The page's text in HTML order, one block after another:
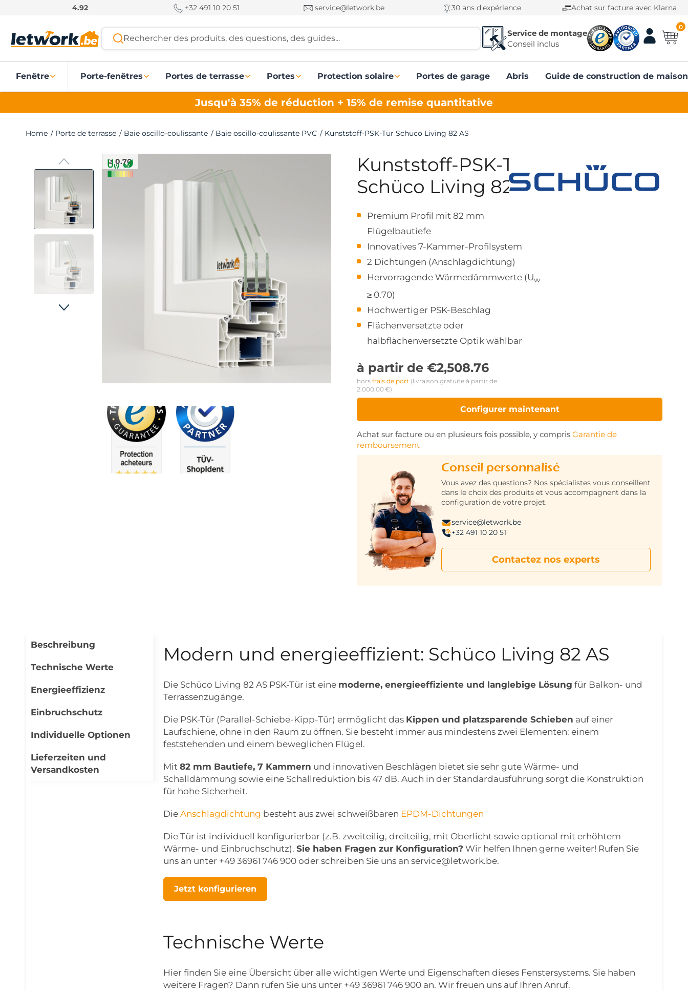
u
4.92 +32 491 10 20 51 service@letwork.be 30 ans d'expérience Achat sur facture avec Klarna
Rechercher des produits, des questions, des guides...
Service de montage
Conseil inclus
0
Fenêtre Porte-fenêtres Portes de terrasse Portes Protection solaire Portes de garage Abris Guide de construction de maison
Jusqu'à 35% de réduction + 15% de remise quantitative
Home / Porte de terrasse / Baie oscillo-coulissante / Baie oscillo-coulissante PVC / Kunststoff-PSK-Tür Schüco Living 82 AS
Kunststoff-PSK-Tür
Schüco Living 82 AS
Premium Profil mit 82 mm
Flügelbautiefe
Innovatives 7-Kammer-Profilsystem
2 Dichtungen (Anschlagdichtung)
Hervorragende Wärmedämmwerte (Uw
≥ 0.70)
Hochwertiger PSK-Beschlag
Flächenversetzte oder
halbflächenversetzte Optik wählbar
à partir de €2,508.76
≥ 0.70
hors frais de port (livraison gratuite à partir de
2.000,00 €)
Configurer maintenant
Achat sur facture ou en plusieurs fois possible, y compris Garantie de
remboursement
Conseil personnalisé
Vous avez des questions? Nos spécialistes vous conseillent
dans le choix des produits et vous accompagnent dans la
configuration de votre projet.
service@letwork.be
+32 491 10 20 51
Contactez nos experts
Beschreibung
Technische Werte
Energieeffizienz
Einbruchschutz
Individuelle Optionen
Lieferzeiten und
Versandkosten
Modern und energieeffizient: Schüco Living 82 AS
Die Schüco Living 82 AS PSK-Tür ist eine moderne, energieeffiziente und langlebige Lösung für Balkon- und
Terrassenzugänge.
Die PSK-Tür (Parallel-Schiebe-Kipp-Tür) ermöglicht das Kippen und platzsparende Schieben auf einer
Laufschiene, ohne in den Raum zu öffnen. Sie besteht immer aus mindestens zwei Elementen: einem
feststehenden und einem beweglichen Flügel.
Mit 82 mm Bautiefe, 7 Kammern und innovativen Beschlägen bietet sie sehr gute Wärme- und
Schalldämmung sowie eine Schallreduktion bis 47 dB. Auch in der Standardausführung sorgt die Konstruktion
für hohe Sicherheit.
Die Anschlagdichtung besteht aus zwei schweißbaren EPDM-Dichtungen
Die Tür ist individuell konfigurierbar (z.B. zweiteilig, dreiteilig, mit Oberlicht sowie optional mit erhöhtem
Wärme- und Einbruchschutz). Sie haben Fragen zur Konfiguration? Wir helfen Ihnen gerne weiter! Rufen Sie
uns an unter +49 36961 746 900 oder schreiben Sie uns an service@letwork.be.
Jetzt konfigurieren
Technische Werte
Hier finden Sie eine Übersicht über alle wichtigen Werte und Eigenschaften dieses Fenstersystems. Sie haben
weitere Fragen? Dann rufen Sie uns unter +49 36961 746 900 an. Wir freuen uns auf Ihren Anruf.